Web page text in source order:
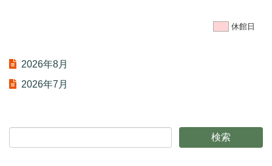
休館日
2026年8月
2026年7月